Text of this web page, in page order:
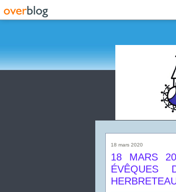
18 mars 2020
18 MARS
ÉVÊQUES